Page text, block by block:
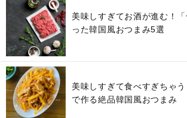
美味しすぎてお酒が進む！
った韓国風おつまみ5選
美味しすぎて食べすぎちゃう
で作る絶品韓国風おつまみ